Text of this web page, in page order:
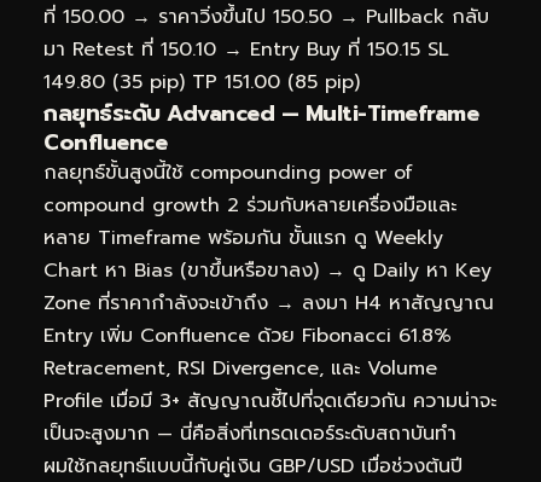
ที่ 150.00 → ราคาวิ่งขึ้นไป 150.50 → Pullback กลับ
มา Retest ที่ 150.10 → Entry Buy ที่ 150.15 SL
149.80 (35 pip) TP 151.00 (85 pip)
กลยุทธ์ระดับ Advanced — Multi-Timeframe
Confluence
กลยุทธ์ขั้นสูงนี้ใช้ compounding power of
compound growth 2 ร่วมกับหลายเครื่องมือและ
หลาย Timeframe พร้อมกัน ขั้นแรก ดู Weekly
Chart หา Bias (ขาขึ้นหรือขาลง) → ดู Daily หา Key
Zone ที่ราคากำลังจะเข้าถึง → ลงมา H4 หาสัญญาณ
Entry เพิ่ม Confluence ด้วย Fibonacci 61.8%
Retracement, RSI Divergence, และ Volume
Profile เมื่อมี 3+ สัญญาณชี้ไปที่จุดเดียวกัน ความน่าจะ
เป็นจะสูงมาก — นี่คือสิ่งที่เทรดเดอร์ระดับสถาบันทำ
ผมใช้กลยุทธ์แบบนี้กับคู่เงิน GBP/USD เมื่อช่วงต้นปี